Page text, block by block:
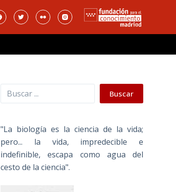
Buscar Buscar
"La biología es la ciencia de la vida;
pero... la vida, impredecible e
indefinible, escapa como agua del
cesto de la ciencia".